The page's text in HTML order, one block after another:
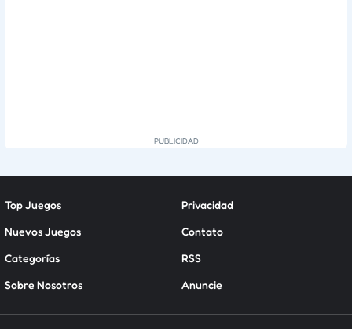
Top Juegos
Nuevos Juegos
Categorías
Sobre Nosotros
Privacidad
Contato
RSS
Anuncie